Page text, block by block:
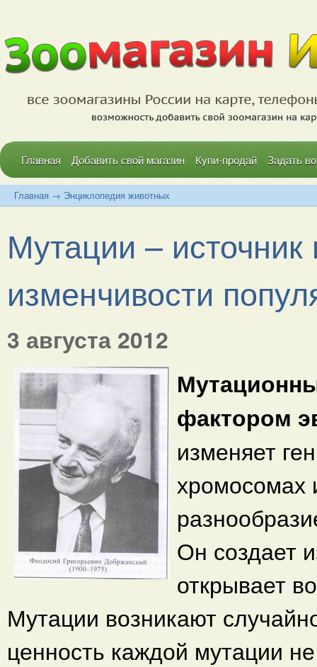
Главная Добавить свой магазин Купи-продай Задать
Главная → Энциклопедия животных
Мутации – источник
изменчивости
3 августа 2012
фактором
изменяет
хромосомах
Он создает
открывает
Мутации возникают
ценность каждой мутации